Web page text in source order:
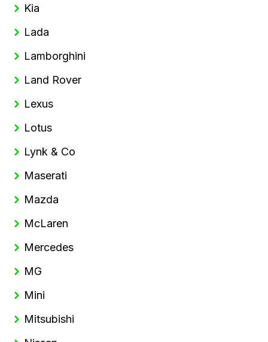
Kia
Lada
Lamborghini
Land Rover
Lexus
Lotus
Lynk & Co
Maserati
Mazda
McLaren
Mercedes
MG
Mini
Mitsubishi